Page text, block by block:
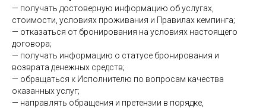
— получать достоверную информацию об услугах,
стоимости, условиях проживания и Правилах кемпинга;
— отказаться от бронирования на условиях настоящего
договора;
— получать информацию о статусе бронирования и
возврата денежных средств;
— обращаться к Исполнителю по вопросам качества
оказанных услуг;
— направлять обращения и претензии в порядке,